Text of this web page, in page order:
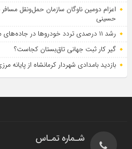
اعزام دومین ناوگان سازمان حمل‌ونقل مسافر
حسینی
رشد ۱۱ درصدی تردد خودروها در جاده‌های مسیر زوار اربعین در کرمانشاه
گیر کار ثبت جهانی تاق‌بستان کجاست؟
بازدید بامدادی شهردار کرمانشاه از پایانه
شـماره تمـاس